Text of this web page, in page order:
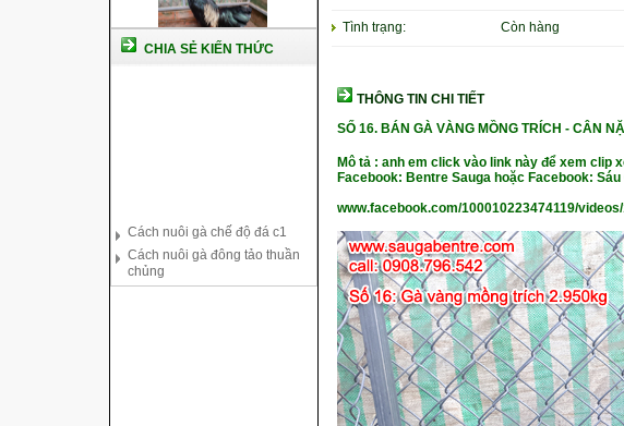
CHIA SẺ KIẾN THỨC
Kỹ thuật nuôi gà con mới nở
Hướng dẫn nuôi gà đá
Tại sao bạn cần biết cách nuôi
Tình trạng: Còn hàng
THÔNG TIN CHI TIẾT
SỐ 16. BÁN GÀ VÀNG MỒNG TRÍCH - CÂN NẶ
Mô tả : anh em click vào link này để xem clip
Facebook: Bentre Sauga hoặc Facebook: Sáu
www.facebook.com/100010223474119/